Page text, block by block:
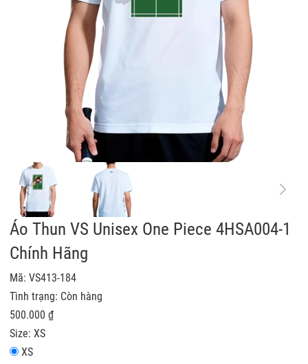
Áo Thun VS Unisex One Piece 4HSA004-1
Chính Hãng
Mã: VS413-184
Tình trạng: Còn hàng
500.000 ₫
Size: XS
XS